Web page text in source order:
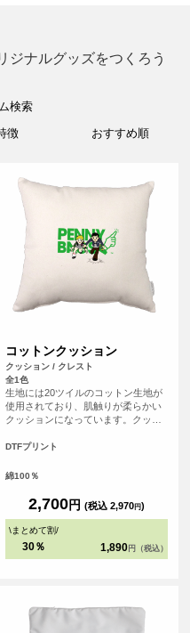
ジナルグッズをつくろう
検索
コットンクッション
クッション / クレスト
全1色
生地には20ツイルのコットン生地が
使用されており、肌触りが柔らかい
クッションになっています。クッシ
リント）ができるので、写真やイラ
能です。自分用はもちろん、プレゼ
DTFプリント
綿100％
2,700円 (税込 2,970円)
\まとめて割/
30％ 1,890 円（税込）